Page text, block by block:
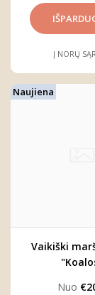
Į NORŲ
Naujiena
Vaikiški
Nuo